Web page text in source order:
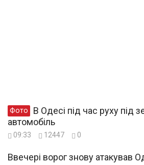
Фото
автомобіль
09:33 12447 0
Ввечері ворог знову атакував